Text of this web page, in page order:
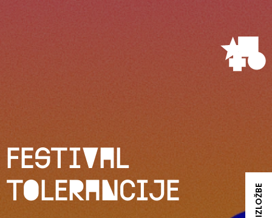
Festival
tolerancije
IZLOŽBE